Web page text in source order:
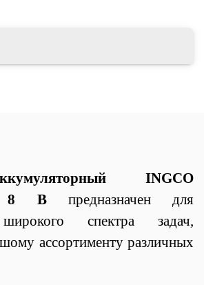
INGCO
8 В предназначен для
спектра задач,
ассортименту различных